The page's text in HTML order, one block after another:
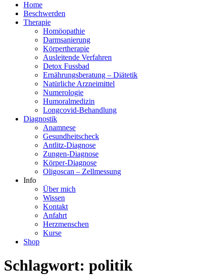
Home
Beschwerden
Therapie
Homöopathie
Darmsanierung
Körpertherapie
Ausleitende Verfahren
Detox Fussbad
Ernährungsberatung – Diätetik
Natürliche Arzneimittel
Numerologie
Humoralmedizin
Longcovid-Behandlung
Diagnostik
Anamnese
Gesundheitscheck
Antlitz-Diagnose
Zungen-Diagnose
Körper-Diagnose
Oligoscan – Zellmessung
Info
Über mich
Wissen
Kontakt
Anfahrt
Herzmenschen
Kurse
Shop
Schlagwort: politik